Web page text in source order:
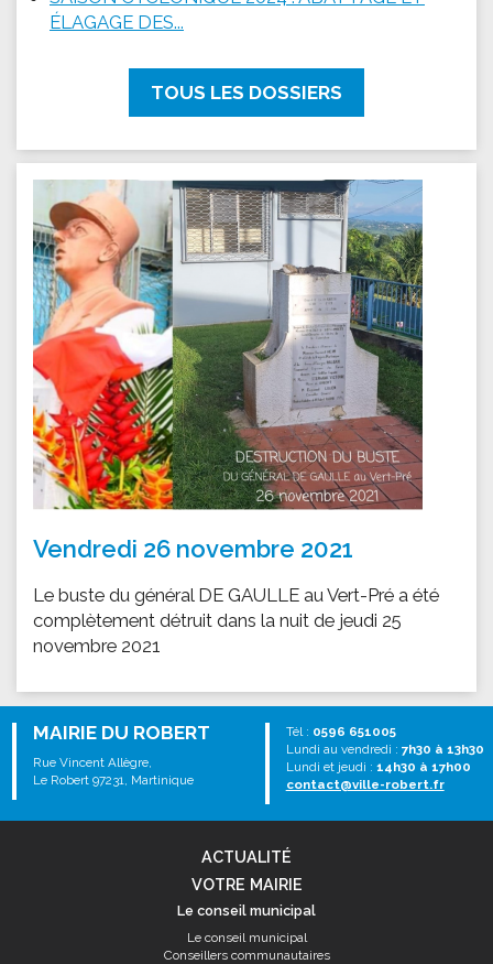
ÉLAGAGE DES...
TOUS LES DOSSIERS
Vendredi 26 novembre 2021
Le buste du général DE GAULLE au Vert-Pré a été
complètement détruit dans la nuit de jeudi 25
novembre 2021
MAIRIE DU ROBERT
Rue Vincent Allègre,
Le Robert 97231, Martinique
Tél : 0596 651005
Lundi au vendredi : 7h30 à 13h30
Lundi et jeudi : 14h30 à 17h00
contact@ville-robert.fr
ACTUALITÉ
VOTRE MAIRIE
Le conseil municipal
Le conseil municipal
Conseillers communautaires